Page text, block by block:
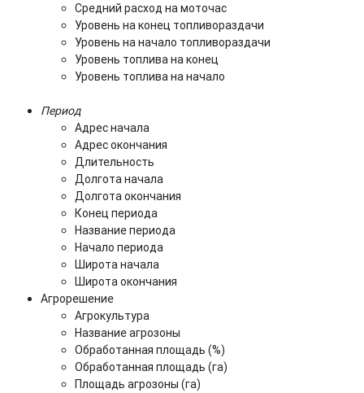
Средний расход на моточас
Уровень на конец топливораздачи
Уровень на начало топливораздачи
Уровень топлива на конец
Уровень топлива на начало
Период
Адрес начала
Адрес окончания
Длительность
Долгота начала
Долгота окончания
Конец периода
Название периода
Начало периода
Широта начала
Широта окончания
Агрорешение
Агрокультура
Название агрозоны
Обработанная площадь (%)
Обработанная площадь (га)
Площадь агрозоны (га)